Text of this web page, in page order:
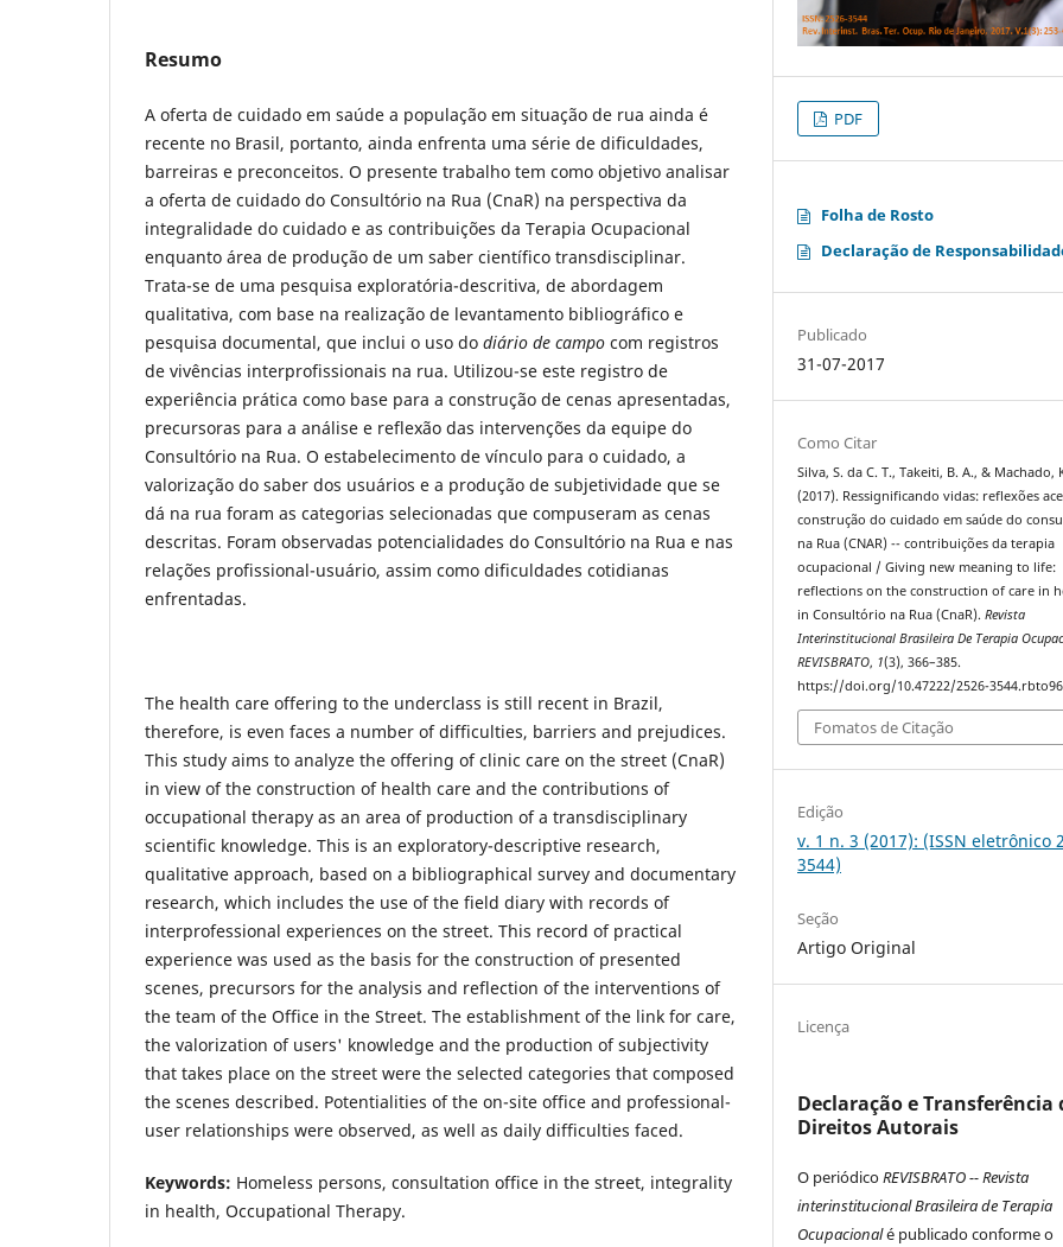
Resumo
A oferta de cuidado em saúde a população em situação de rua ainda é
recente no Brasil, portanto, ainda enfrenta uma série de dificuldades,
barreiras e preconceitos. O presente trabalho tem como objetivo analisar
a oferta de cuidado do Consultório na Rua (CnaR) na perspectiva da
integralidade do cuidado e as contribuições da Terapia Ocupacional
enquanto área de produção de um saber científico transdisciplinar.
Trata-se de uma pesquisa exploratória-descritiva, de abordagem
qualitativa, com base na realização de levantamento bibliográfico e
pesquisa documental, que inclui o uso do diário de campo com registros
de vivências interprofissionais na rua. Utilizou-se este registro de
experiência prática como base para a construção de cenas apresentadas,
precursoras para a análise e reflexão das intervenções da equipe do
Consultório na Rua. O estabelecimento de vínculo para o cuidado, a
valorização do saber dos usuários e a produção de subjetividade que se
dá na rua foram as categorias selecionadas que compuseram as cenas
descritas. Foram observadas potencialidades do Consultório na Rua e nas
relações profissional-usuário, assim como dificuldades cotidianas
enfrentadas.
The health care offering to the underclass is still recent in Brazil,
therefore, is even faces a number of difficulties, barriers and prejudices.
This study aims to analyze the offering of clinic care on the street (CnaR)
in view of the construction of health care and the contributions of
occupational therapy as an area of production of a transdisciplinary
scientific knowledge. This is an exploratory-descriptive research,
qualitative approach, based on a bibliographical survey and documentary
research, which includes the use of the field diary with records of
interprofessional experiences on the street. This record of practical
experience was used as the basis for the construction of presented
scenes, precursors for the analysis and reflection of the interventions of
the team of the Office in the Street. The establishment of the link for care,
the valorization of users' knowledge and the production of subjectivity
that takes place on the street were the selected categories that composed
the scenes described. Potentialities of the on-site office and professional-
user relationships were observed, as well as daily difficulties faced.
Keywords: Homeless persons, consultation office in the street, integrality
in health, Occupational Therapy.
PDF
Folha de Rosto
Declaração de
Publicado
31-07-2017
Como Citar
Silva, S. da C. T., Takeiti, B. A., & Machado,
(2017). Ressignificando vidas: reflexões
construção do cuidado em saúde do
na Rua (CNAR) -- contribuições da terapia
ocupacional / Giving new meaning to life:
reflections on the construction of care in
in Consultório na Rua (CnaR).Revista
Interinstitucional Brasileira De Terapia
REVISBRATO, 1(3), 366–385.
https://doi.org/10.47222/2526-
Fomatos de Citação
Edição
v. 1 n. 3 (2017): (ISSN eletrônico
3544)
Seção
Artigo Original
Licença
Declaração e Transferência
Direitos Autorais
O periódicoREVISBRATO -- Revista
interinstitucional Brasileira de Terapia
Ocupacionalé publicado conforme o